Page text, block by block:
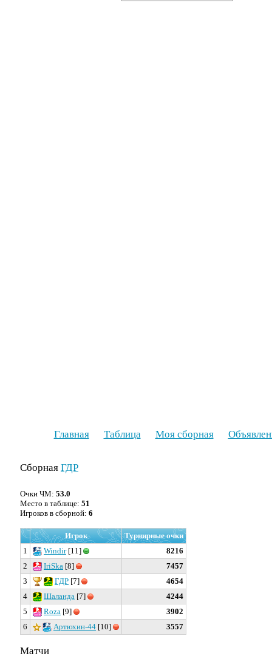
Главная Таблица Моя сборная
Сборная ГДР
Очки ЧМ: 53.0
Место в таблице: 51
Игроков в сборной: 6
Игрок
Турнирные очки
1
Windir[11]
8216
2
IriSka [8]
7457
3
ГДР [7]
4654
4
Шаланда [7]
4244
5
Roza [9]
3902
6
Артюхин-44 [10] 3557
Матчи